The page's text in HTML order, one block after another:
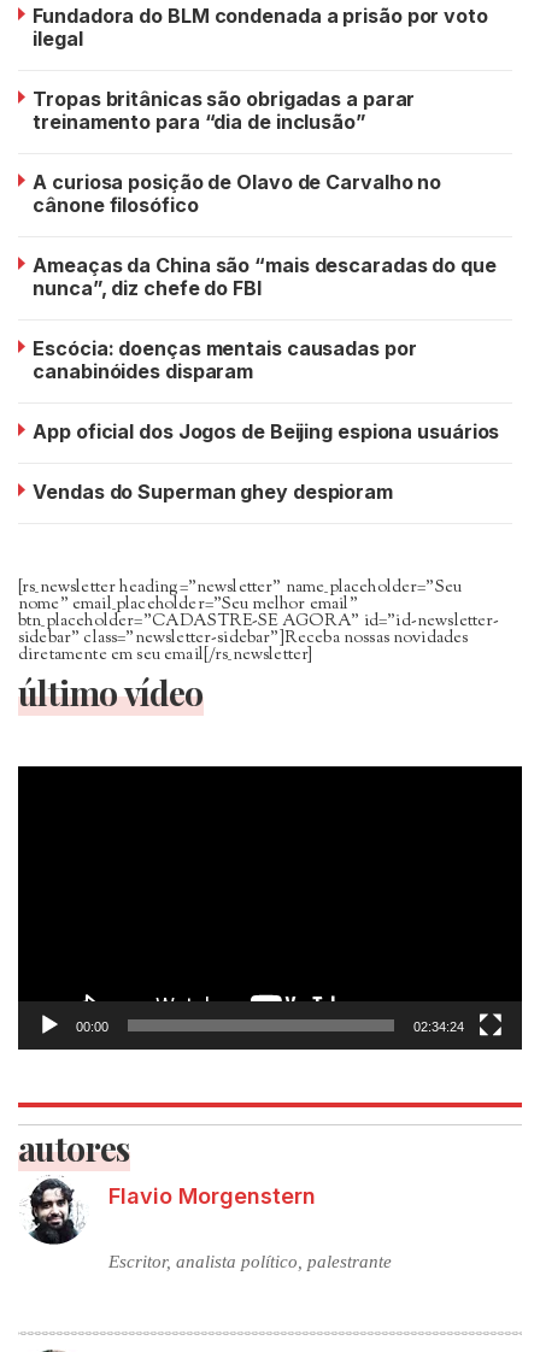
Fundadora do BLM condenada a prisão por voto
ilegal
Tropas britânicas são obrigadas a parar
treinamento para “dia de inclusão”
A curiosa posição de Olavo de Carvalho no
cânone filosófico
Ameaças da China são “mais descaradas do que
nunca”, diz chefe do FBI
Escócia: doenças mentais causadas por
canabinóides disparam
App oficial dos Jogos de Beijing espiona usuários
Vendas do Superman ghey despioram
[rs_newsletter heading=”newsletter” name_placeholder=”Seu
nome” email_placeholder=”Seu melhor email”
btn_placeholder=”CADASTRE-SE AGORA” id=”id-newsletter-
sidebar” class=”newsletter-sidebar”]Receba nossas novidades
diretamente em seu email[/rs_newsletter]
último vídeo
Tocador
00:00 02:34:24
autores
Flavio Morgenstern
Escritor, analista político, palestrante